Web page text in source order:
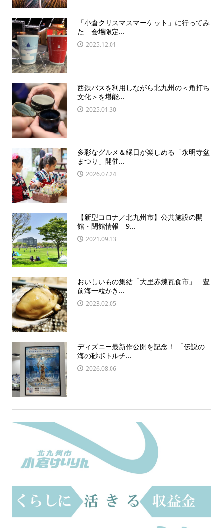
「小倉クリスマスマーケット」に行ってみ
た 会場限定...
2025.12.01
西鉄バスを利用しながら北九州の＜角打ち
文化＞を堪能...
2025.01.30
多彩なグルメ＆縁日が楽しめる「永明寺盆
まつり」開催...
2026.07.24
【新型コロナ／北九州市】公共施設の開
館・閉館情報 9...
2021.09.13
おいしいもの集結「大里赤煉瓦食市」 豊
前海一粒かき...
2023.02.05
ディズニー最新作公開を記念！ 「伝説の
海の砂ボトルチ...
2026.08.06